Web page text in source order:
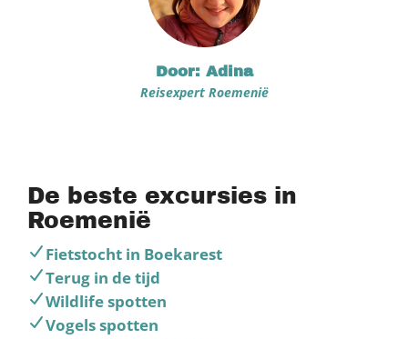
Door: Adina
Reisexpert Roemenië
De beste excursies in
Roemenië
Fietstocht in Boekarest
Terug in de tijd
Wildlife spotten
Vogels spotten